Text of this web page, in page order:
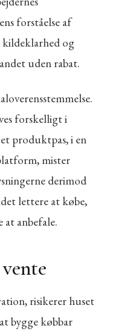
forståelse af
kildeklarhed og
uden rabat.
forskelligt i
produktpas, i en
mister
derimod
lettere at købe,
anbefale.
risikerer huset
bygge købbar